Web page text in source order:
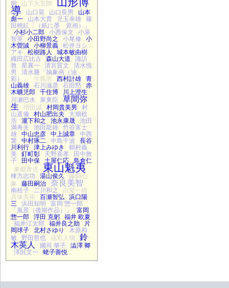
明
山下大五郎
導 山口晃 山口長男
山本
彪一
山本大貴 児玉幸雄
篠
田桃紅「（紙に墨 原画）」
小杉小二郎
小西保文
小泉
智英
小田野尚之 小尾修
小
木曽誠
小柳景義
松井ヨシ
アキ
松樹路人
城本敏由樹
織田広比古
森山大道
諏訪
敦
星襄一 清宮質文
清水悦
男
清水勝「抽象画（油
彩）」
生島浩 西村計雄
青
山義雄
石川滋彦 石田黙
赤
木曠児郎
千住博
川上澄生
川瀬巴水
泉東臣
草間弥
生
増田誠 村岡貴美男
村
山直儀
村山肥出夫
大畑稔
浩
瀧下和之 池永康晟
池田
満寿夫
池田龍雄
竹谷富士
雄
中山忠彦 中上誠章
中西
繁
中村琢二 中島千波
長谷
川利行
津上みゆき
鶴村義
美
釘町彰 天野喜孝
田中敦
子
田中保 土屋仁応
島倉仁
東郷青児
東山魁夷
棟方志功 湯山俊久
藤岡心
象
藤田嗣治 奈良美智
南桂子 二川和之
白髪一雄
具体美術
百瀬智弘
浜口陽
三
浜田知明
富岡 惣一郎
「風景（後期作品）」
富岡
惣一郎
浮田 克躬
福井 欧夏
福井江太郎
福井良之助
片
岡球子
北村さゆり
木原和
敏
野田哲也 油彩人物
鈴
木英人
國司 華子
澁澤 卿
澤田文一
蛯子善悦